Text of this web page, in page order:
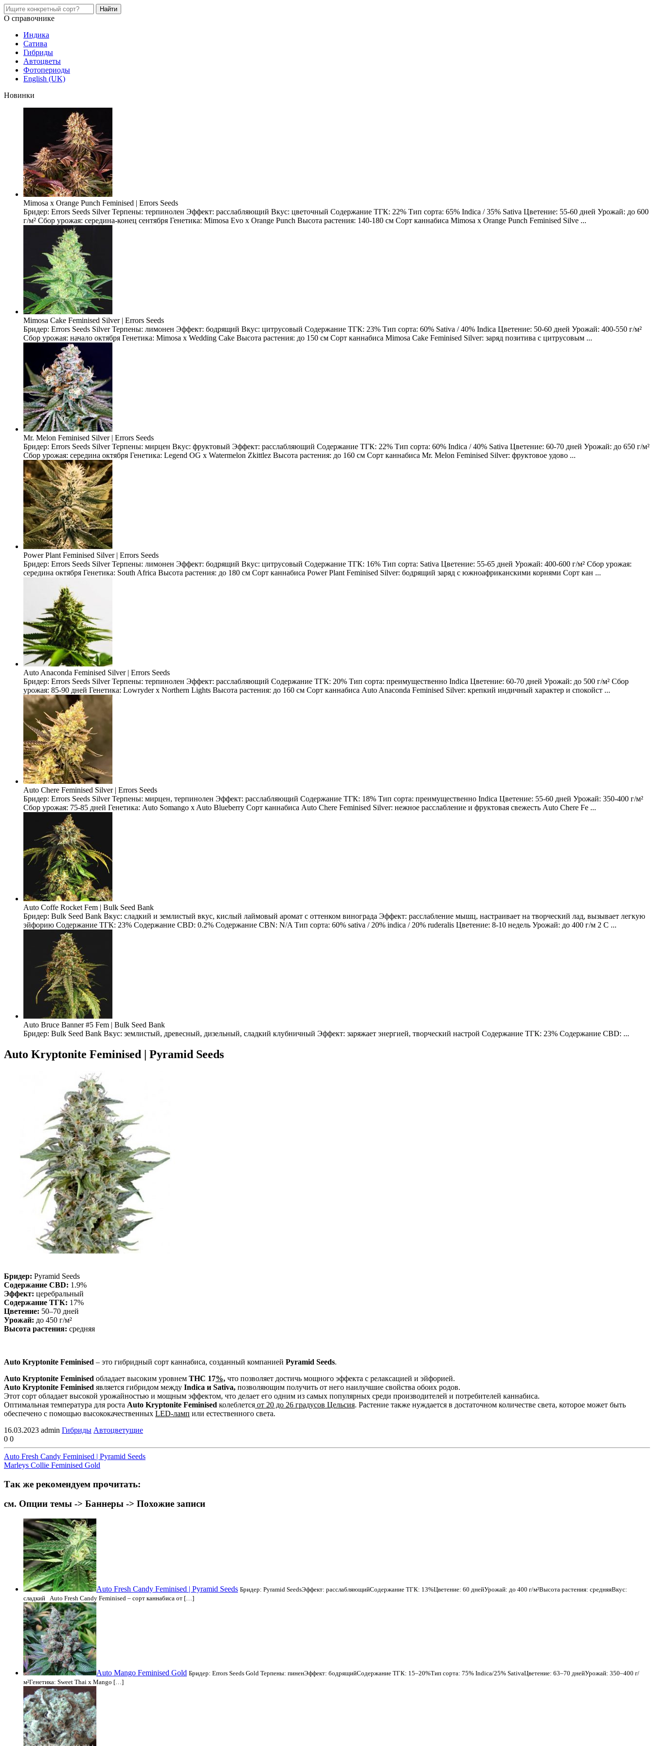
О справочнике
Индика
Сатива
Гибриды
Автоцветы
Фотопериоды
English (UK)
Новинки
Mimosa x Orange Punch Feminised | Errors Seeds
Бридер: Errors Seeds Silver Терпены: терпинолен Эффект: расслабляющий Вкус: цветочный Содержание ТГК: 22% Тип сорта: 65% Indica / 35% Sativa Цветение: 55-60 дней Урожай: до 600
г/м² Сбор урожая: середина-конец сентября Генетика: Mimosa Evo x Orange Punch Высота растения: 140-180 см Сорт каннабиса Mimosa x Orange Punch Feminised Silve ...
Mimosa Cake Feminised Silver | Errors Seeds
Бридер: Errors Seeds Silver Терпены: лимонен Эффект: бодрящий Вкус: цитрусовый Содержание ТГК: 23% Тип сорта: 60% Sativa / 40% Indica Цветение: 50-60 дней Урожай: 400-550 г/м²
Сбор урожая: начало октября Генетика: Mimosa x Wedding Cake Высота растения: до 150 см Сорт каннабиса Mimosa Cake Feminised Silver: заряд позитива с цитрусовым ...
Mr. Melon Feminised Silver | Errors Seeds
Бридер: Errors Seeds Silver Терпены: мирцен Вкус: фруктовый Эффект: расслабляющий Содержание ТГК: 22% Тип сорта: 60% Indica / 40% Sativa Цветение: 60-70 дней Урожай: до 650 г/м²
Сбор урожая: середина октября Генетика: Legend OG x Watermelon Zkittlez Высота растения: до 160 см Сорт каннабиса Mr. Melon Feminised Silver: фруктовое удово ...
Power Plant Feminised Silver | Errors Seeds
Бридер: Errors Seeds Silver Терпены: лимонен Эффект: бодрящий Вкус: цитрусовый Содержание ТГК: 16% Тип сорта: Sativa Цветение: 55-65 дней Урожай: 400-600 г/м² Сбор урожая:
середина октября Генетика: South Africa Высота растения: до 180 см Сорт каннабиса Power Plant Feminised Silver: бодрящий заряд с южноафриканскими корнями Сорт кан ...
Auto Anaconda Feminised Silver | Errors Seeds
Бридер: Errors Seeds Silver Терпены: терпинолен Эффект: расслабляющий Содержание ТГК: 20% Тип сорта: преимущественно Indica Цветение: 60-70 дней Урожай: до 500 г/м² Сбор
урожая: 85-90 дней Генетика: Lowryder x Northern Lights Высота растения: до 160 см Сорт каннабиса Auto Anaconda Feminised Silver: крепкий индичный характер и спокойст ...
Auto Chere Feminised Silver | Errors Seeds
Бридер: Errors Seeds Silver Терпены: мирцен, терпинолен Эффект: расслабляющий Содержание ТГК: 18% Тип сорта: преимущественно Indica Цветение: 55-60 дней Урожай: 350-400 г/м²
Сбор урожая: 75-85 дней Генетика: Auto Somango x Auto Blueberry Сорт каннабиса Auto Chere Feminised Silver: нежное расслабление и фруктовая свежесть Auto Chere Fe ...
Auto Coffe Rocket Fem | Bulk Seed Bank
Бридер: Bulk Seed Bank Вкус: сладкий и землистый вкус, кислый лаймовый аромат с оттенком винограда Эффект: расслабление мышц, настраивает на творческий лад, вызывает легкую
эйфорию Содержание ТГК: 23% Содержание CBD: 0.2% Содержание CBN: N/A Тип сорта: 60% sativa / 20% indica / 20% ruderalis Цветение: 8-10 недель Урожай: до 400 г/м 2 С ...
Auto Bruce Banner #5 Fem | Bulk Seed Bank
Бридер: Bulk Seed Bank Вкус: землистый, древесный, дизельный, сладкий клубничный Эффект: заряжает энергией, творческий настрой Содержание ТГК: 23% Содержание CBD: ...
Auto Kryptonite Feminised | Pyramid Seeds
Бридер: Pyramid Seeds
Содержание CBD: 1.9%
Эффект: церебральный
Содержание ТГК: 17%
Цветение: 50–70 дней
Урожай: до 450 г/м²
Высота растения: средняя
Auto Kryptonite Feminised – это гибридный сорт каннабиса, созданный компанией Pyramid Seeds.
Auto Kryptonite Feminised обладает высоким уровнем THC 17%, что позволяет достичь мощного эффекта с релаксацией и эйфорией.
Auto Kryptonite Feminised является гибридом между Indica и Sativa, позволяющим получить от него наилучшие свойства обоих родов.
Этот сорт обладает высокой урожайностью и мощным эффектом, что делает его одним из самых популярных среди производителей и потребителей каннабиса.
Оптимальная температура для роста Auto Kryptonite Feminised колеблется от 20 до 26 градусов Цельсия. Растение также нуждается в достаточном количестве света, которое может быть
обеспечено с помощью высококачественных LED-ламп или естественного света.
16.03.2023 admin Гибриды Автоцветущие
0 0
Auto Fresh Candy Feminised | Pyramid Seeds
Marleys Collie Feminised Gold
Так же рекомендуем прочитать:
см. Опции темы -> Баннеры -> Похожие записи
Auto Fresh Candy Feminised | Pyramid Seeds Бридер: Pyramid SeedsЭффект: расслабляющийСодержание ТГК: 13%Цветение: 60 днейУрожай: до 400 г/м²Высота растения: средняяВкус:
сладкий Auto Fresh Candy Feminised – сорт каннабиса от […]
Auto Mango Feminised Gold Бридер: Errors Seeds Gold Терпены: пиненЭффект: бодрящийСодержание ТГК: 15–20%Тип сорта: 75% Indica/25% SativaЦветение: 63–70 днейУрожай: 350–400 г/
м²Генетика: Sweet Thai x Mango […]